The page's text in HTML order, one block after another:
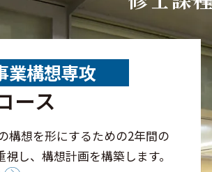
業構想専攻
ース
構想を形にするための2年間の
し、構想計画を構築します。